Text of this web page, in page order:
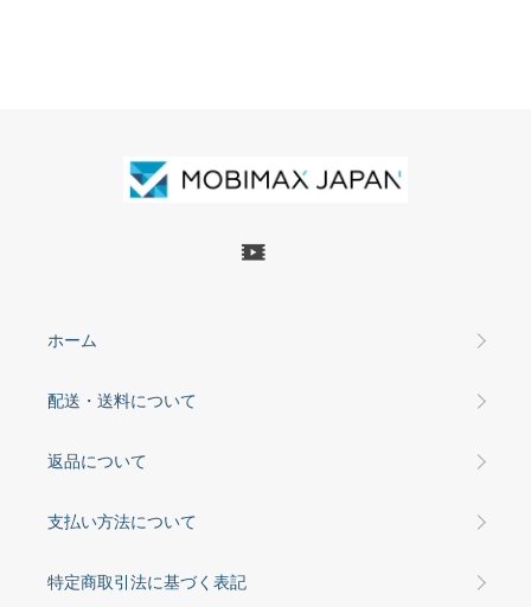
ホーム
配送・送料について
返品について
支払い方法について
特定商取引法に基づく表記